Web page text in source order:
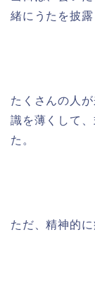
緒にうたを披
たくさんの人
識を薄くして
た。
ただ、精神的に